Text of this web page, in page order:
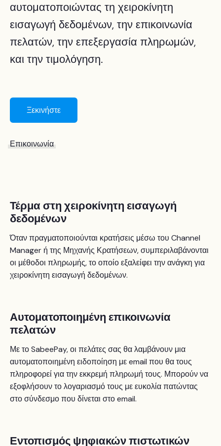
αυτοματοποιώντας τη χειροκίνητη
εισαγωγή δεδομένων, την επικοινωνία
πελατών, την επεξεργασία πληρωμών,
και την τιμολόγηση.
Ξεκινήστε
Επικοινωνία
Τέρμα στη χειροκίνητη εισαγωγή
δεδομένων
Όταν πραγματοποιούνται κρατήσεις μέσω του Channel
Manager ή της Μηχανής Κρατήσεων, συμπεριλαβάνονται
οι μέθοδοι πληρωμής, το οποίο εξαλείφει την ανάγκη για
χειροκίνητη εισαγωγή δεδομένων.
Αυτοματοποιημένη επικοινωνία
πελατών
Με το SabeePay, οι πελάτες σας θα λαμβάνουν μια
αυτοματοποιημένη ειδοποίηση με email που θα τους
πληροφορεί για την εκκρεμή πληρωμή τους. Μπορούν να
εξοφλήσουν το λογαριασμό τους με ευκολία πατώντας
στο σύνδεσμο που δίνεται στο email.
Εντοπισμός ψηφιακών πιστωτικών